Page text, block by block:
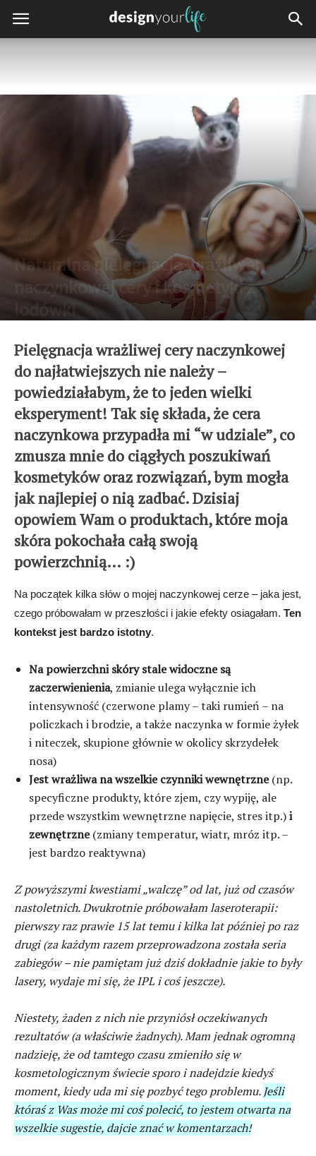
Lifestyle
Naturalna pielęgnacja wrażliwej,
naczynkowej cery i kosmetyki z
lodówki
Pielęgnacja wrażliwej cery naczynkowej
do najłatwiejszych nie należy –
powiedziałabym, że to jeden wielki
eksperyment! Tak się składa, że cera
naczynkowa przypadła mi “w udziale”, co
zmusza mnie do ciągłych poszukiwań
kosmetyków oraz rozwiązań, bym mogła
jak najlepiej o nią zadbać. Dzisiaj
opowiem Wam o produktach, które moja
skóra pokochała całą swoją
powierzchnią… :)
Na początek kilka słów o mojej naczynkowej cerze – jaka jest,
czego próbowałam w przeszłości i jakie efekty osiagałam. Ten
kontekst jest bardzo istotny.
Na powierzchni skóry stale widoczne są
zaczerwienienia, zmianie ulega wyłącznie ich
intensywność (czerwone plamy – taki rumień – na
policzkach i brodzie, a także naczynka w formie żyłek
i niteczek, skupione głównie w okolicy skrzydełek
nosa)
Jest wrażliwa na wszelkie czynniki wewnętrzne(np.
specyficzne produkty, które zjem, czy wypiję, ale
przede wszystkim wewnętrzne napięcie, stres itp.)i
zewnętrzne(zmiany temperatur, wiatr, mróz itp. –
jest bardzo reaktywna)
Z powyższymi kwestiami „walczę” od lat, już od czasów
nastoletnich. Dwukrotnie próbowałam laseroterapii:
pierwszy raz prawie 15 lat temu i kilka lat później po raz
drugi (za każdym razem przeprowadzona została seria
zabiegów – nie pamiętam już dziś dokładnie jakie to były
lasery, wydaje mi się, że IPL i coś jeszcze).
Niestety, żaden z nich nie przyniósł oczekiwanych
rezultatów (a właściwie żadnych). Mam jednak ogromną
nadzieję, że od tamtego czasu zmieniło się w
kosmetologicznym świecie sporo i nadejdzie kiedyś
moment, kiedy uda mi się pozbyć tego problemu. Jeśli
któraś z Was może mi coś polecić, to jestem otwarta na
wszelkie sugestie, dajcie znać w komentarzach!